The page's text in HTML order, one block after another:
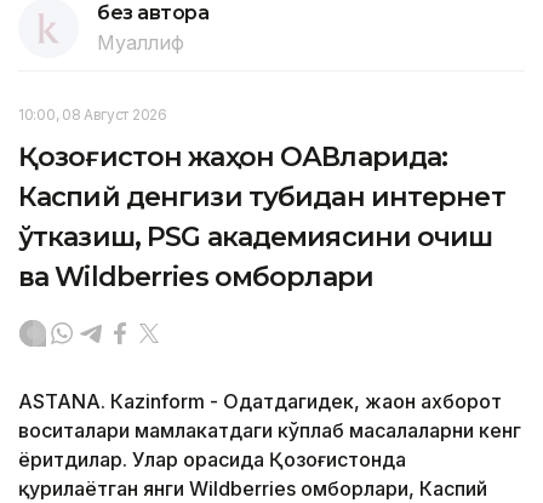
без автора
Муаллиф
10:00, 08 Август 2026
Қозоғистон жаҳон ОАВларида:
Каспий денгизи тубидан интернет
ўтказиш, PSG академиясини очиш
ва Wildberries омборлари
ASTANА. Кazinform - Одатдагидек, жаҳон ахборот
воситалари мамлакатдаги кўплаб масалаларни кенг
ёритдилар. Улар орасида Қозоғистонда
қурилаётган янги Wildberries омборлари, Каспий